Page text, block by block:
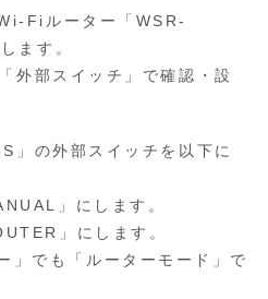
Fiルーター「WSR-
ます。
外部スイッチ」で確認・設
」の外部スイッチを以下に
」にします。
」にします。
」でも「ルーターモード」で